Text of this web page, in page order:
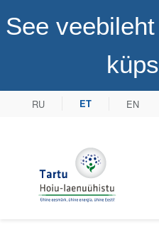
See
RU ET EN
Tartu